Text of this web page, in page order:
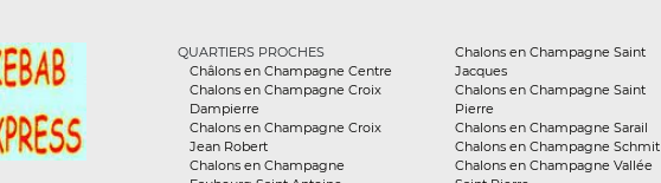
QUARTIERS PROCHES
Châlons en Champagne Centre
Chalons en Champagne Croix
Dampierre
Chalons en Champagne Croix
Jean Robert
Chalons en Champagne
Chalons en Champagne Saint
Jacques
Chalons en Champagne Saint
Pierre
Chalons en Champagne Sarail
Chalons en Champagne Schmit
Chalons en Champagne Vallée